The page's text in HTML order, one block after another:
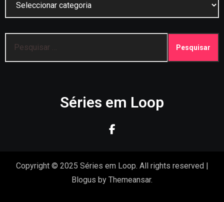
por:
Séries em Loop
Copyright © 2025 Séries em Loop. All rights reserved |
Blogus by Themeansar.